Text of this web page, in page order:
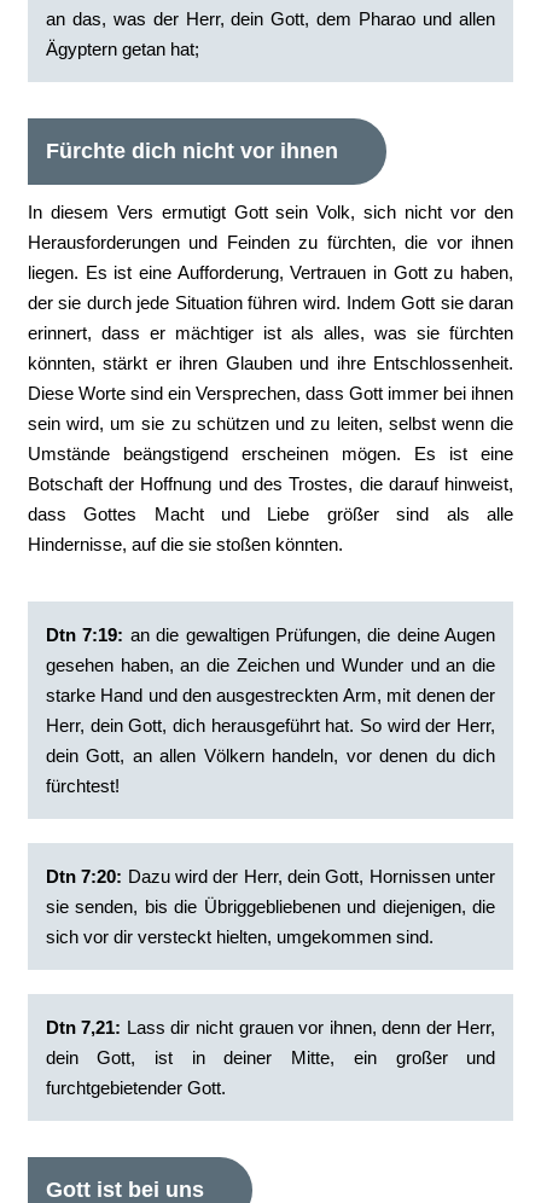
an das, was der Herr, dein Gott, dem Pharao und allen
Ägyptern getan hat;
Fürchte dich nicht vor ihnen
In diesem Vers ermutigt Gott sein Volk, sich nicht vor den
Herausforderungen und Feinden zu fürchten, die vor ihnen
liegen. Es ist eine Aufforderung, Vertrauen in Gott zu haben,
der sie durch jede Situation führen wird. Indem Gott sie daran
erinnert, dass er mächtiger ist als alles, was sie fürchten
könnten, stärkt er ihren Glauben und ihre Entschlossenheit.
Diese Worte sind ein Versprechen, dass Gott immer bei ihnen
sein wird, um sie zu schützen und zu leiten, selbst wenn die
Umstände beängstigend erscheinen mögen. Es ist eine
Botschaft der Hoffnung und des Trostes, die darauf hinweist,
dass Gottes Macht und Liebe größer sind als alle
Hindernisse, auf die sie stoßen könnten.
Dtn 7:19: ‭an die gewaltigen Prüfungen, die deine Augen
gesehen haben, an die Zeichen und Wunder und an die
starke Hand und den ausgestreckten Arm, mit denen der
Herr, dein Gott, dich herausgeführt hat. So wird der Herr,
dein Gott, an allen Völkern handeln, vor denen du dich
fürchtest!
Dtn 7:20: ‭Dazu wird der Herr, dein Gott, Hornissen unter
sie senden, bis die Übriggebliebenen und diejenigen, die
sich vor dir versteckt hielten, umgekommen sind.
Dtn 7,21: Lass dir nicht grauen vor ihnen, denn der Herr,
dein Gott, ist in deiner Mitte, ein großer und
furchtgebietender Gott.
Gott ist bei uns